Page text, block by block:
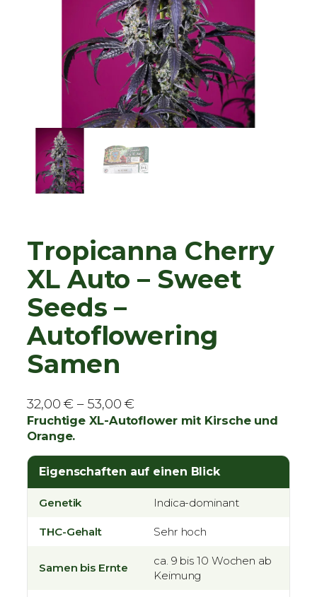
Tropicanna Cherry
XL Auto – Sweet
Seeds –
Autoflowering
Samen
32,00€ – 53,00€
r
i
s
s
Fruchtige XL-Autoflower mit Kirsche und
Orange.
Eigenschaften auf einen Blick
Genetik Indica-dominant
THC-Gehalt Sehr hoch
Samen bis Ernte
ca. 9 bis 10 Wochen ab
Keimung